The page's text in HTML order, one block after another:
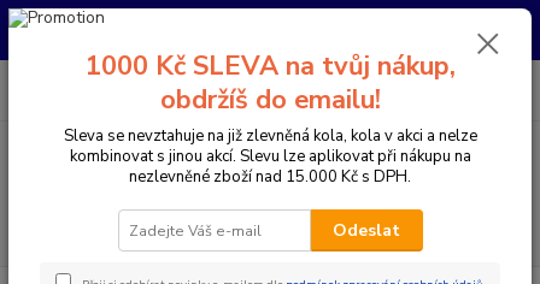
Pro nachystání kola / doplňků na prodejně si prosím zavolejte dopředu.
Menu
CZK
PO-PÁ 10:00-17:00 | SO: 9:00-12:00
1000 Kč SLEVA na tvůj nákup,
obdržíš do emailu!
Sleva se nevztahuje na již zlevněná kola, kola v akci a nelze
kombinovat s jinou akcí. Slevu lze aplikovat při nákupu na
nezlevněné zboží nad 15.000 Kč s DPH.
Odeslat